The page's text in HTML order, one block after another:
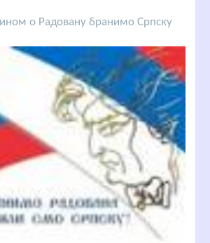
о Радовану бранимо Српску